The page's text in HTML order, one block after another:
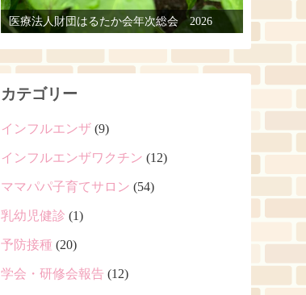
医療法人財団はるたか会年次総会 2026
カテゴリー
インフルエンザ (9)
インフルエンザワクチン (12)
ママパパ子育てサロン (54)
乳幼児健診 (1)
予防接種 (20)
学会・研修会報告 (12)